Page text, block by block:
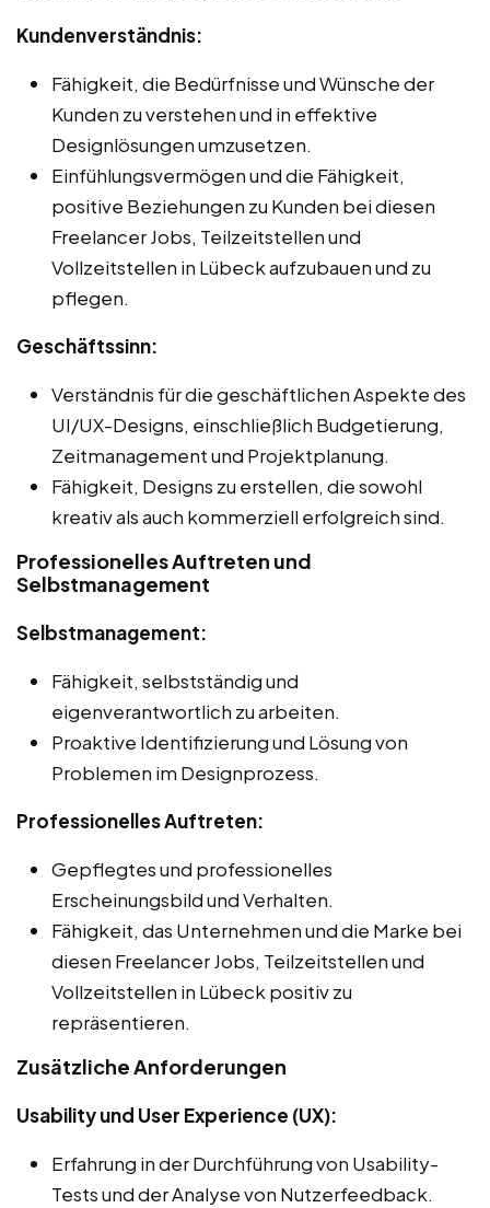
Kundenverständnis:
Fähigkeit, die Bedürfnisse und Wünsche der
Kunden zu verstehen und in effektive
Designlösungen umzusetzen.
Einfühlungsvermögen und die Fähigkeit,
positive Beziehungen zu Kunden bei diesen
Freelancer Jobs, Teilzeitstellen und
Vollzeitstellen in Lübeck aufzubauen und zu
pflegen.
Geschäftssinn:
Verständnis für die geschäftlichen Aspekte des
UI/UX-Designs, einschließlich Budgetierung,
Zeitmanagement und Projektplanung.
Fähigkeit, Designs zu erstellen, die sowohl
kreativ als auch kommerziell erfolgreich sind.
Professionelles Auftreten und
Selbstmanagement
Selbstmanagement:
Fähigkeit, selbstständig und
eigenverantwortlich zu arbeiten.
Proaktive Identifizierung und Lösung von
Problemen im Designprozess.
Professionelles Auftreten:
Gepflegtes und professionelles
Erscheinungsbild und Verhalten.
Fähigkeit, das Unternehmen und die Marke bei
diesen Freelancer Jobs, Teilzeitstellen und
Vollzeitstellen in Lübeck positiv zu
repräsentieren.
Zusätzliche Anforderungen
Usability und User Experience (UX):
Erfahrung in der Durchführung von Usability-
Tests und der Analyse von Nutzerfeedback.